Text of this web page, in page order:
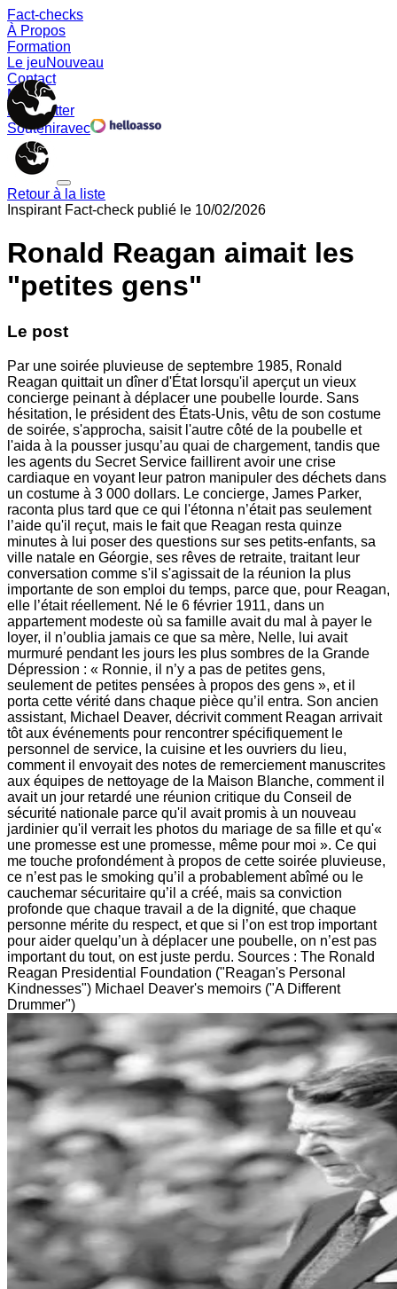
Fact-checks
À Propos
Formation
Le jeuNouveau
Contact
Memes
Newsletter
Souteniravec
Retour à la liste
InspirantFact-check publié le 10/02/2026
Ronald Reagan aimait les
"petites gens"
Le post
Par une soirée pluvieuse de septembre 1985, Ronald
Reagan quittait un dîner d'État lorsqu'il aperçut un vieux
concierge peinant à déplacer une poubelle lourde. Sans
hésitation, le président des États-Unis, vêtu de son costume
de soirée, s'approcha, saisit l'autre côté de la poubelle et
l'aida à la pousser jusqu’au quai de chargement, tandis que
les agents du Secret Service faillirent avoir une crise
cardiaque en voyant leur patron manipuler des déchets dans
un costume à 3 000 dollars. Le concierge, James Parker,
raconta plus tard que ce qui l'étonna n’était pas seulement
l’aide qu'il reçut, mais le fait que Reagan resta quinze
minutes à lui poser des questions sur ses petits-enfants, sa
ville natale en Géorgie, ses rêves de retraite, traitant leur
conversation comme s'il s'agissait de la réunion la plus
importante de son emploi du temps, parce que, pour Reagan,
elle l’était réellement. Né le 6 février 1911, dans un
appartement modeste où sa famille avait du mal à payer le
loyer, il n’oublia jamais ce que sa mère, Nelle, lui avait
murmuré pendant les jours les plus sombres de la Grande
Dépression : « Ronnie, il n’y a pas de petites gens,
seulement de petites pensées à propos des gens », et il
porta cette vérité dans chaque pièce qu’il entra. Son ancien
assistant, Michael Deaver, décrivit comment Reagan arrivait
tôt aux événements pour rencontrer spécifiquement le
personnel de service, la cuisine et les ouvriers du lieu,
comment il envoyait des notes de remerciement manuscrites
aux équipes de nettoyage de la Maison Blanche, comment il
avait un jour retardé une réunion critique du Conseil de
sécurité nationale parce qu'il avait promis à un nouveau
jardinier qu'il verrait les photos du mariage de sa fille et qu'«
une promesse est une promesse, même pour moi ». Ce qui
me touche profondément à propos de cette soirée pluvieuse,
ce n’est pas le smoking qu’il a probablement abîmé ou le
cauchemar sécuritaire qu’il a créé, mais sa conviction
profonde que chaque travail a de la dignité, que chaque
personne mérite du respect, et que si l’on est trop important
pour aider quelqu’un à déplacer une poubelle, on n’est pas
important du tout, on est juste perdu. Sources : The Ronald
Reagan Presidential Foundation ("Reagan's Personal
Kindnesses") Michael Deaver's memoirs ("A Different
Drummer")